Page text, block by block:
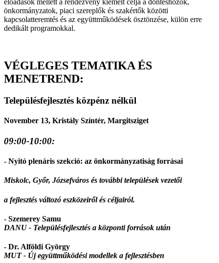
előadások mellett a rendezvény kiemelt célja a döntéshozók,
önkormányzatok, piaci szereplők és szakértők közötti
kapcsolatteremtés és az együttműködések ösztönzése, külön erre
dedikált programokkal.
VÉGLEGES TEMATIKA ÉS
MENETREND:
Településfejlesztés közpénz nélkül
November 13, Kristály Színtér, Margitsziget
09:00-10:00:
- Nyitó plenáris szekció: az önkormányzatiság forrásai
Miskolc, Győr, Józsefváros és további települések vezetői
a fejlesztés változó eszközeiről és céljairól.
- Szemerey Samu
DANU - Településfejlesztés a központi források után
- Dr. Alföldi György
MUT - Új együttműködési modellek a fejlesztésben